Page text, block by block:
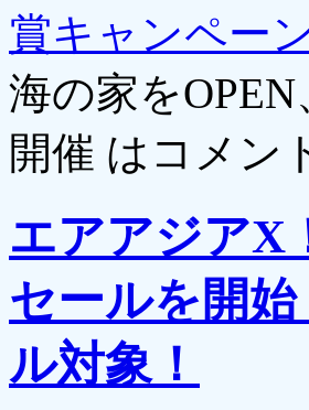
賞キャンペー
海の家を
開催 は コメン
エアアジアX
セールを開
ル対象！